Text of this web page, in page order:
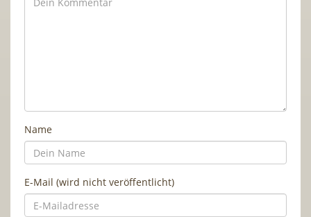
Name
E-Mail (wird nicht veröffentlicht)